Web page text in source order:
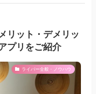
リット・デメリッ
プリをご紹介
ライバー全般・ノウハウ